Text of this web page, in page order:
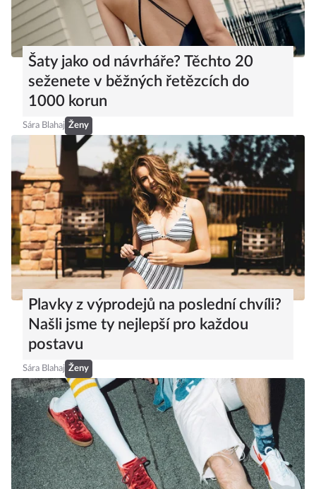
Šaty jako od návrháře? Těchto 20
seženete v běžných řetězcích do
1000 korun
Sára Blahaj Ženy
Plavky z výprodejů na poslední chvíli?
Našli jsme ty nejlepší pro každou
postavu
Sára Blahaj Ženy